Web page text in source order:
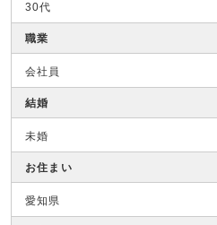
30代
職業
会社員
結婚
未婚
お住まい
愛知県